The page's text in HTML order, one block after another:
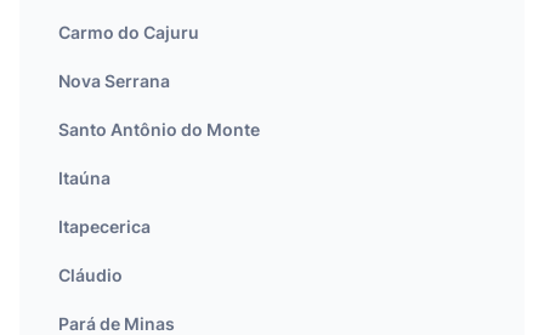
Carmo do Cajuru
Nova Serrana
Santo Antônio do Monte
Itaúna
Itapecerica
Cláudio
Pará de Minas